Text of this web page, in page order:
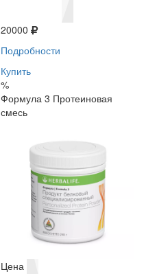
20000
Подробности
Купить
%
Формула 3 Протеиновая
смесь
Цена